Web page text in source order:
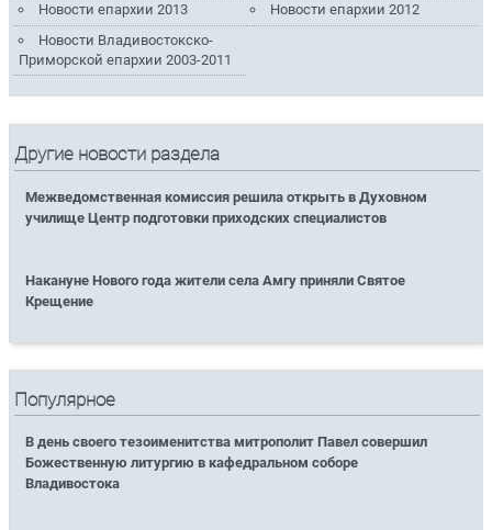
Новости епархии 2013
Новости епархии 2012
Новости Владивостокско-
Приморской епархии 2003-2011
Другие новости раздела
Межведомственная комиссия решила открыть в Духовном
училище Центр подготовки приходских специалистов
Накануне Нового года жители села Амгу приняли Святое
Крещение
Популярное
В день своего тезоименитства митрополит Павел совершил
Божественную литургию в кафедральном соборе
Владивостока